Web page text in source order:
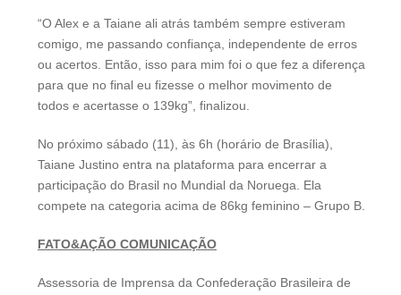
“O Alex e a Taiane ali atrás também sempre estiveram
comigo, me passando confiança, independente de erros
ou acertos. Então, isso para mim foi o que fez a diferença
para que no final eu fizesse o melhor movimento de
todos e acertasse o 139kg”, finalizou.
No próximo sábado (11), às 6h (horário de Brasília),
Taiane Justino entra na plataforma para encerrar a
participação do Brasil no Mundial da Noruega. Ela
compete na categoria acima de 86kg feminino – Grupo B.
FATO&AÇÃO COMUNICAÇÃO
Assessoria de Imprensa da Confederação Brasileira de